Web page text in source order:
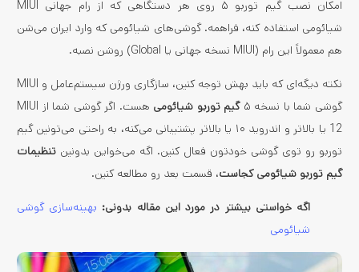
امکان نصب گیم توربو ۵ روی هر دستگاهی که از رام جهانی MIUI
شیائومی استفاده کنه، فراهمه. گوشی‌های شیائومی که وارد ایران می‌شن
هم معمولاً این رام (MIUI نسخه جهانی یا Global) روشن نصبه.
نکته دیگه‌ای که باید بهش توجه کنین، سازگاری ورژن سیستم‌عامل و MIUI
گوشی شما با نسخه ۵
گیم توربو شیائومی
هست. اگر گوشی شما از MIUI
12 یا بالاتر و اندروید ۱۰ یا بالاتر پشتیبانی می‌کنه، به راحتی می‌تونین گیم
توربو رو توی گوشی خودتون فعال کنین. اگه می‌خواین بدونین تنظیمات
گیم توربو شیائومی کجاست، قسمت بعد رو مطالعه کنین.
اگه خواستی بیشتر در مورد این مقاله بدونی: بهینه‌سازی گوشی
شیائومی